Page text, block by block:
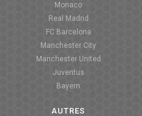
Monaco
Real Madrid
FC Barcelona
Manchester City
Manchester United
Juventus
Bayern
AUTRES